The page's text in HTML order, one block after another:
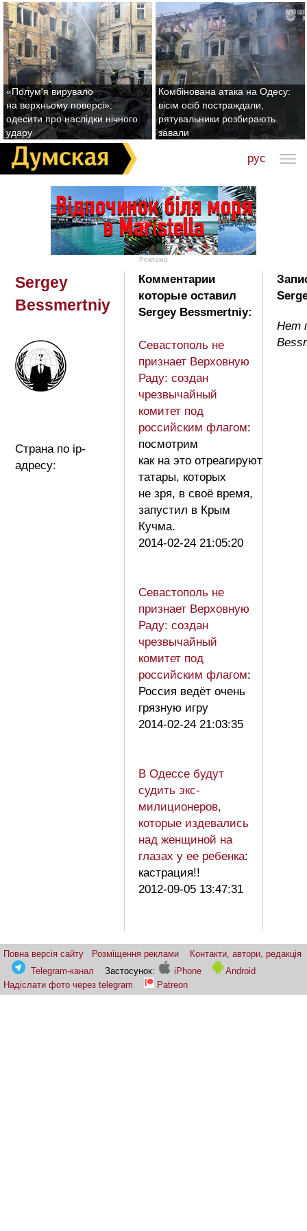
«Полум'я вирувало
на верхньому поверсі»:
одесити про наслідки нічного
удару
Комбінована атака на Одесу:
вісім осіб постраждали,
рятувальники розбирають
завали
рус
Реклама
Sergey
Bessmertniy
Страна по ip-
адресу:
Комментарии
которые оставил
Sergey Bessmertniy:
Севастополь не
признает Верховную
Раду: создан
чрезвычайный
комитет под
российским флагом:
посмотрим
как на это отреагируют
татары, которых
не зря, в своё время,
запустил в Крым
Кучма.
2014-02-24 21:05:20
Севастополь не
признает Верховную
Раду: создан
чрезвычайный
комитет под
российским флагом:
Россия ведёт очень
грязную игру
2014-02-24 21:03:35
В Одессе будут
судить экс-
милиционеров,
которые издевались
над женщиной на
глазах у ее ребенка:
кастрация!!
2012-09-05 13:47:31
Нет
Повна версія сайту Розміщення реклами
Контакти, автори, редакція
Telegram-канал
Застосунок: iPhone
Android
Надіслати фото через telegram
Patreon